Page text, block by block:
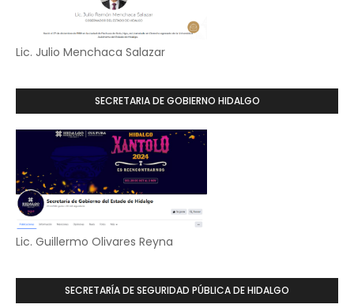
Lic. Julio Menchaca Salazar
SECRETARIA DE GOBIERNO HIDALGO
Lic. Guillermo Olivares Reyna
SECRETARÍA DE SEGURIDAD PÚBLICA DE HIDALGO